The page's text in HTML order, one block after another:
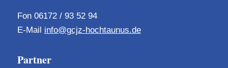
Fon 06172 / 93 52 94
E-Mail info@gcjz-hochtaunus.de
Partner